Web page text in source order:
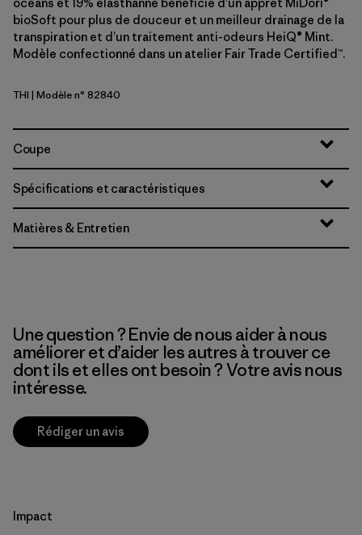
bioSoft pour plus de douceur et un meilleur drainage de la
transpiration et d’un traitement anti-odeurs HeiQ® Mint.
Modèle confectionné dans un atelier Fair Trade Certified™.
Thin Ice
THI | Modèle n° 82840
Coupe
Spécifications et caractéristiques
Matières & Entretien
Une question ? Envie de nous aider à nous
améliorer et d’aider les autres à trouver ce
dont ils et elles ont besoin ? Votre avis nous
intéresse.
Rédiger un avis
Impact